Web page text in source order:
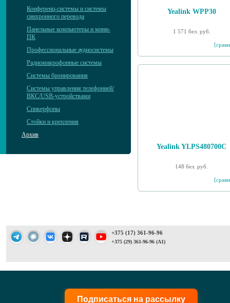
Конференц-системы и системы
синхронного перевода
Панельные компьютеры и мини-
ПК
Профессиональные аудиосистемы
Радиомикрофонные системы
Системы бронирования
Системы управления телефонией/
ВКС/USB-устройствами
Спикерфоны
Стойки и крепления
Архив
Yealink WPP30
1 571 бел. руб.
Yealink YLPS480700C
148 бел. руб.
+375 (17) 361-96-96
+375 (29) 361-96-96 (A1)
Подписаться на рассылку